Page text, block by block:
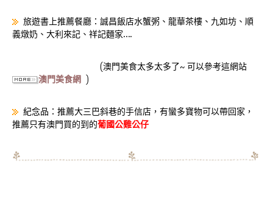
旅遊書上推薦餐廳：誠昌飯店水蟹粥、龍華茶樓、九如坊、順
義燉奶、大利來記、祥記麵家….
(澳門美食太多太多了~ 可以參考這網站
澳門美食網 )
紀念品：推薦大三巴斜巷的手信店，有蠻多寶物可以帶回家，
推薦只有澳門買的到的葡國公雞公仔